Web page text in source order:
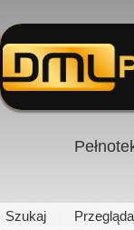
PL|EN
Szukaj